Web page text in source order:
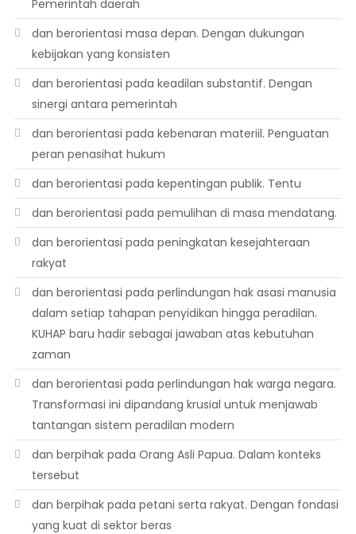
Pemerintah daerah
dan berorientasi masa depan. Dengan dukungan
kebijakan yang konsisten
dan berorientasi pada keadilan substantif. Dengan
sinergi antara pemerintah
dan berorientasi pada kebenaran materiil. Penguatan
peran penasihat hukum
dan berorientasi pada kepentingan publik. Tentu
dan berorientasi pada pemulihan di masa mendatang.
dan berorientasi pada peningkatan kesejahteraan
rakyat
dan berorientasi pada perlindungan hak asasi manusia
dalam setiap tahapan penyidikan hingga peradilan.
KUHAP baru hadir sebagai jawaban atas kebutuhan
zaman
dan berorientasi pada perlindungan hak warga negara.
Transformasi ini dipandang krusial untuk menjawab
tantangan sistem peradilan modern
dan berpihak pada Orang Asli Papua. Dalam konteks
tersebut
dan berpihak pada petani serta rakyat. Dengan fondasi
yang kuat di sektor beras